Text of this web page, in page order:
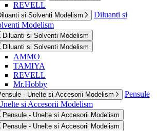
REVELL
si Solventi Modelism
Diluanti si
Modelism
Diluanti si Solventi Modelism
Diluanti si Solventi Modelism
AMMO
TAMIYA
REVELL
Mr.Hobby
- Unelte si Accesorii Modelism
Pensule
si Accesorii Modelism
Pensule - Unelte si Accesorii Modelism
Pensule - Unelte si Accesorii Modelism